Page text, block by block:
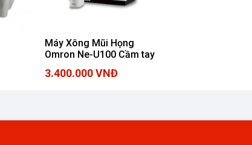
Máy Xông Mũi Họng
Omron Ne-U100 Cầm tay
3.400.000 VNĐ